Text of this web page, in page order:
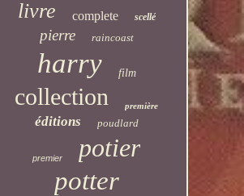
livre complete scellé
pierre raincoast
harry film
collection première
éditions poudlard
premier
potier
potter